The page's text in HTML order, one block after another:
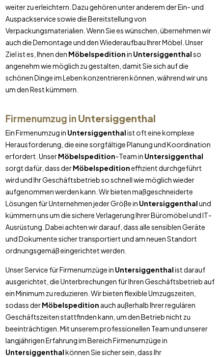
weiter zu erleichtern. Dazu gehören unter anderem der Ein- und
Auspackservice sowie die Bereitstellung von
Verpackungsmaterialien. Wenn Sie es wünschen, übernehmen wir
auch die Demontage und den Wiederaufbau Ihrer Möbel. Unser
Ziel ist es, Ihnen den Möbelspeditionin Untersiggenthalso
angenehm wie möglich zu gestalten, damit Sie sich auf die
schönen Dinge im Leben konzentrieren können, während wir uns
um den Rest kümmern.
Firmenumzug in Untersiggenthal
Ein Firmenumzug in Untersiggenthalist oft eine komplexe
Herausforderung, die eine sorgfältige Planung und Koordination
erfordert. UnserMöbelspedition-Team in Untersiggenthal
sorgt dafür, dass derMöbelspeditioneffizient durchgeführt
wird und Ihr Geschäftsbetrieb so schnell wie möglich wieder
aufgenommen werden kann. Wir bieten maßgeschneiderte
Lösungen für Unternehmen jeder Größe in Untersiggenthalund
kümmern uns um die sichere Verlagerung Ihrer Büromöbel und IT-
Ausrüstung. Dabei achten wir darauf, dass alle sensiblen Geräte
und Dokumente sicher transportiert und am neuen Standort
ordnungsgemäß eingerichtet werden.
Unser Service für Firmenumzüge in Untersiggenthalist darauf
ausgerichtet, die Unterbrechungen für Ihren Geschäftsbetrieb auf
ein Minimum zu reduzieren. Wir bieten flexible Umzugszeiten,
sodass derMöbelspedition auch außerhalb Ihrer regulären
Geschäftszeiten stattfinden kann, um den Betrieb nicht zu
beeinträchtigen. Mit unserem professionellen Team und unserer
langjährigen Erfahrung im Bereich Firmenumzüge in
Untersiggenthalkönnen Sie sicher sein, dass Ihr